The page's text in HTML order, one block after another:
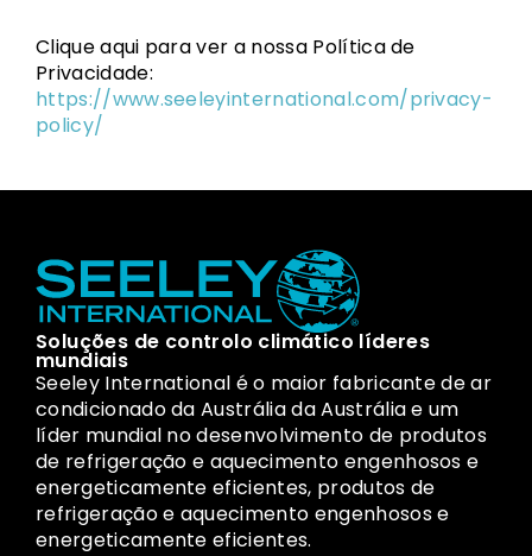
Clique aqui para ver a nossa Política de
Privacidade:
https://www.seeleyinternational.com/privacy-
policy/
Soluções de controlo climático líderes
mundiais
Seeley International é o maior fabricante de ar
condicionado da Austrália da Austrália e um
líder mundial no desenvolvimento de produtos
de refrigeração e aquecimento engenhosos e
energeticamente eficientes, produtos de
refrigeração e aquecimento engenhosos e
energeticamente eficientes.